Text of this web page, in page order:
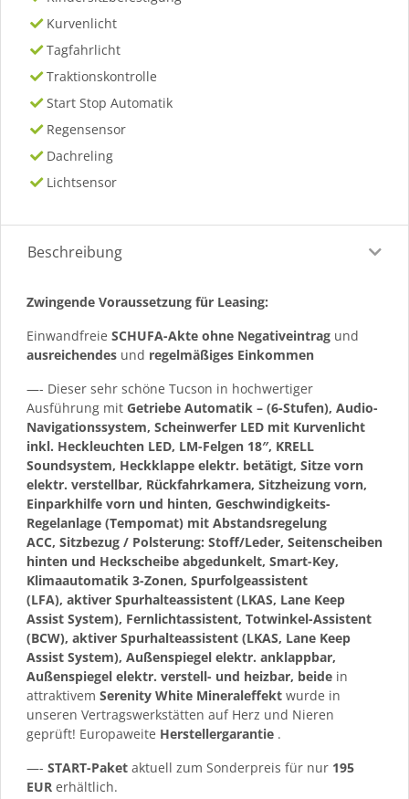
Kurvenlicht
Tagfahrlicht
Traktionskontrolle
Start Stop Automatik
Regensensor
Dachreling
Lichtsensor
Beschreibung
Zwingende Voraussetzung für Leasing:
Einwandfreie SCHUFA-Akte ohne Negativeintrag und
ausreichendes und regelmäßiges Einkommen
—- Dieser sehr schöne Tucson in hochwertiger
Ausführung mit Getriebe Automatik – (6-Stufen), Audio-
Navigationssystem, Scheinwerfer LED mit Kurvenlicht
inkl. Heckleuchten LED, LM-Felgen 18″, KRELL
Soundsystem, Heckklappe elektr. betätigt, Sitze vorn
elektr. verstellbar, Rückfahrkamera, Sitzheizung vorn,
Einparkhilfe vorn und hinten, Geschwindigkeits-
Regelanlage (Tempomat) mit Abstandsregelung
ACC, Sitzbezug / Polsterung: Stoff/Leder, Seitenscheiben
hinten und Heckscheibe abgedunkelt, Smart-Key,
Klimaautomatik 3-Zonen, Spurfolgeassistent
(LFA), aktiver Spurhalteassistent (LKAS, Lane Keep
Assist System), Fernlichtassistent, Totwinkel-Assistent
(BCW), aktiver Spurhalteassistent (LKAS, Lane Keep
Assist System), Außenspiegel elektr. anklappbar,
Außenspiegel elektr. verstell- und heizbar, beide in
attraktivem Serenity White Mineraleffekt wurde in
unseren Vertragswerkstätten auf Herz und Nieren
geprüft! Europaweite Herstellergarantie .
—- START-Paket aktuell zum Sonderpreis für nur 195
EUR erhältlich.